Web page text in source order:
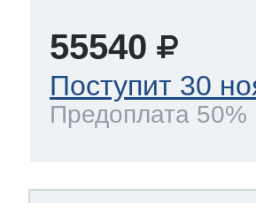
55540
Поступит 30
Предоплата 50%